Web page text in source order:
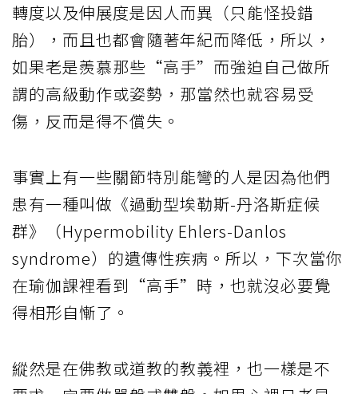
轉度以及伸展度是因人而異（只能怪投錯
胎），而且也都會隨著年紀而降低，所以，
如果老是羨慕那些“高手”而強迫自己做所
謂的高級動作或姿勢，那當然也就容易受
傷，反而是得不償失。
事實上有一些關節特別能彎的人是因為他們
患有一種叫做《過動型埃勒斯-丹洛斯症候
群》（Hypermobility Ehlers-Danlos
syndrome）的遺傳性疾病。所以，下次當你
在瑜伽課裡看到“高手”時，也就沒必要覺
得相形自慚了。
縱然是在佛教或道教的教義裡，也一樣是不